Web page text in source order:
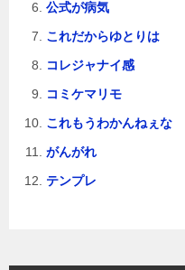
公式が病気
これだからゆとりは
コレジャナイ感
コミケマリモ
これもうわかんねぇな
がんがれ
テンプレ